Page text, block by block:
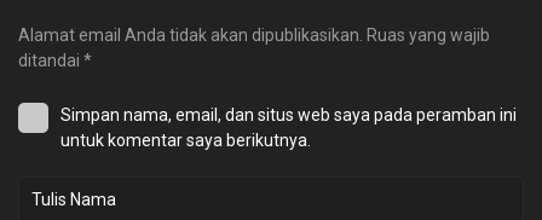
Alamat email Anda tidak akan dipublikasikan. Ruas yang wajib
ditandai *
Simpan nama, email, dan situs web saya pada peramban ini
untuk komentar saya berikutnya.